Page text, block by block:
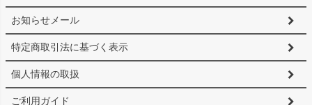
お知らせメール
特定商取引法に基づく表示
個人情報の取扱
ご利用ガイド